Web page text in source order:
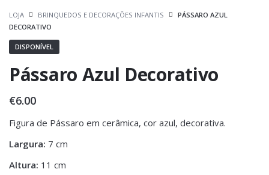
LOJA BRINQUEDOS E DECORAÇÕES INFANTIS
PÁSSARO AZUL
DECORATIVO
DISPONÍVEL
Pássaro Azul Decorativo
€6.00
Figura de Pássaro em cerâmica, cor azul, decorativa.
Largura: 7 cm
Altura: 11 cm